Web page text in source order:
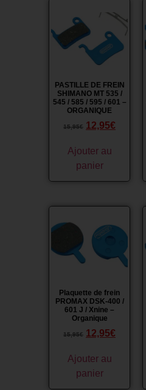
PASTILLE DE FREIN
SHIMANO MT 535 /
545 / 585 / 595 / 601 –
ORGANIQUE
15,95€ 12,95€
Ajouter au
panier
Plaquette de frein
PROMAX DSK-400 /
601 J / Xnine –
Organique
15,95€ 12,95€
Ajouter au
panier